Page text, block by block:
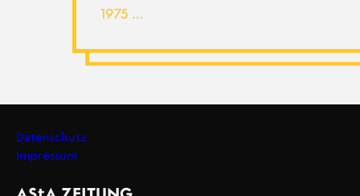
1975 …
Footer
Datenschutz
Impressum